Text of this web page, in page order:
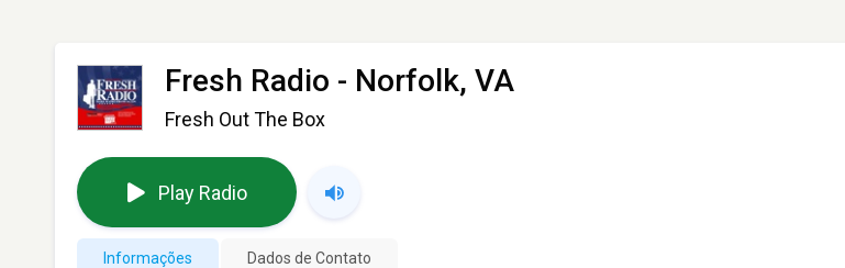
Fresh Radio - Norfolk, VA
Fresh Out The Box
Play Radio
Informações Dados de Contato